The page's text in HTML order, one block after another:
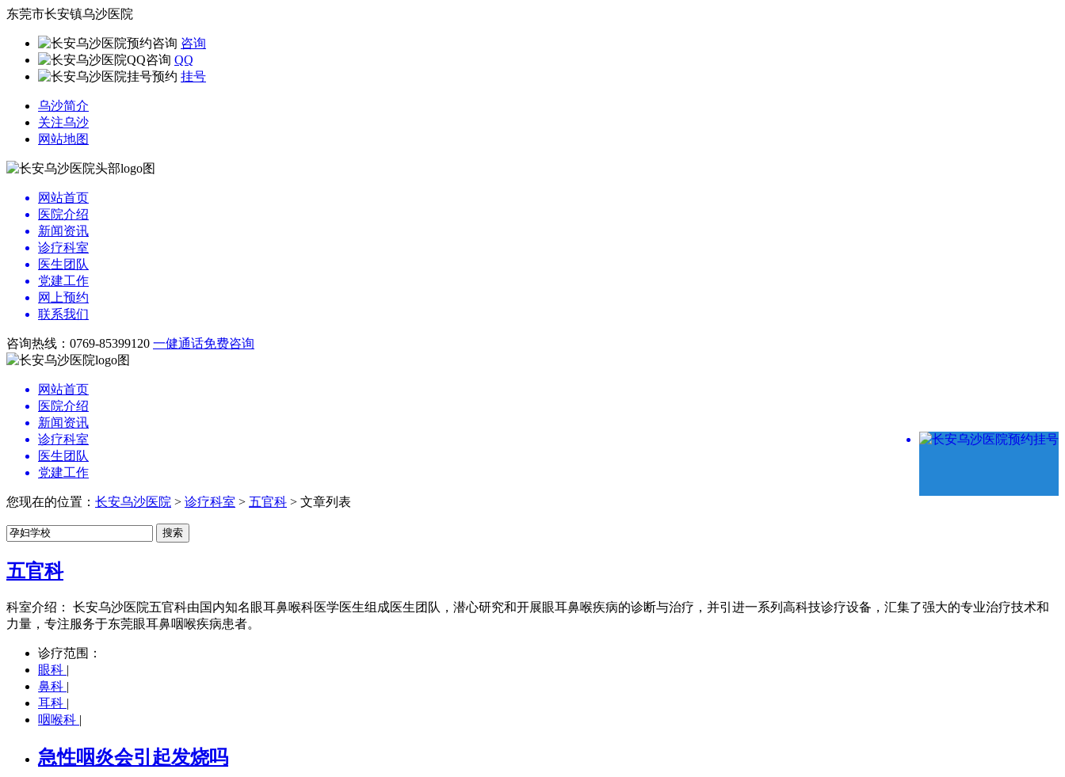
东莞市长安镇乌沙医院
咨询
QQ
挂号
乌沙简介
关注乌沙
网站地图
网站首页
医院介绍
新闻资讯
诊疗科室
医生团队
党建工作
网上预约
联系我们
咨询热线：0769-85399120 一健通话免费咨询
网站首页
医院介绍
新闻资讯
诊疗科室
医生团队
党建工作
您现在的位置： 长安乌沙医院 > 诊疗科室 > 五官科 > 文章列表
五官科
科室介绍：
长安乌沙医院五官科由国内知名眼耳鼻喉科医学医生组成医生团队，潜心研究和开展眼耳鼻喉疾病的诊断与治疗，并引进一系列高科技诊疗设备，汇集了强大的专业治疗技术和
力量，专注服务于东莞眼耳鼻咽喉疾病患者。
诊疗范围：
眼科 |
鼻科 |
耳科 |
咽喉科 |
急性咽炎会引起发烧吗